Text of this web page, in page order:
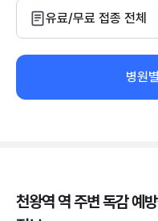
유료/무료 접종 전체
병원
천왕역 역 주변 독감 예